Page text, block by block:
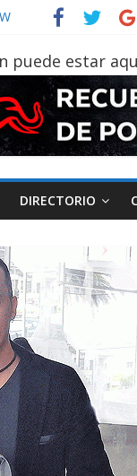
puede estar
DIRECTORIO
Motociclismo
cambiar